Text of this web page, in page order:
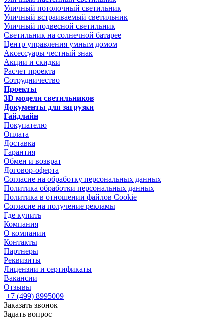
Уличный потолочный светильник
Уличный встраиваемый светильник
Уличный подвесной светильник
Светильник на солнечной батарее
Центр управления умным домом
Аксессуары честный знак
Акции и скидки
Расчет проекта
Сотрудничество
Проекты
3D модели светильников
Документы для загрузки
Гайдлайн
Покупателю
Оплата
Доставка
Гарантия
Обмен и возврат
Договор-оферта
Согласие на обработку персональных данных
Политика обработки персональных данных
Политика в отношении файлов Cookie
Согласие на получение рекламы
Где купить
Компания
О компании
Контакты
Партнеры
Реквизиты
Лицензии и сертификаты
Вакансии
Отзывы
+7 (499) 8995009
Заказать звонок
Задать вопрос